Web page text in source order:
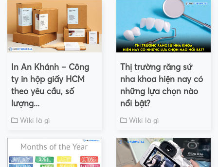
In An Khánh – Công
ty in hộp giấy HCM
theo yêu cầu, số
lượng...
Wiki là gì
Thị trường răng sứ
nha khoa hiện nay có
những lựa chọn nào
nổi bật?
Wiki là gì